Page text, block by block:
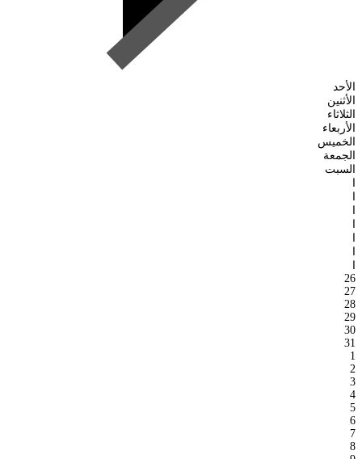
الأحد
الأثنين
الثلاثاء
الأربعاء
الخميس
الجمعة
السبت
26
27
28
29
30
31
1
2
3
4
5
6
7
8